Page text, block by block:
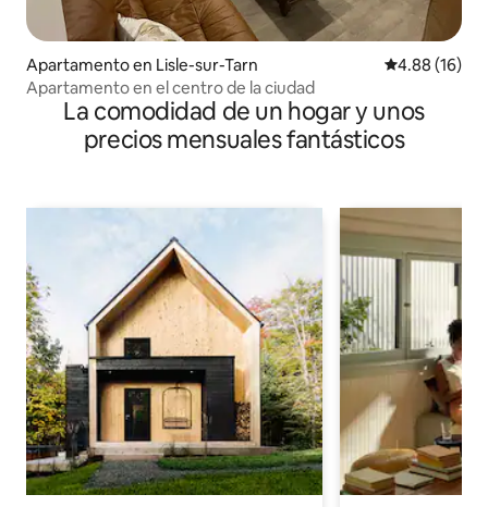
Apartamento en Lisle-sur-Tarn Calificación
4.88 (16)
Apartamento en el centro de la ciudad
La comodidad de un hogar y unos
precios mensuales fantásticos